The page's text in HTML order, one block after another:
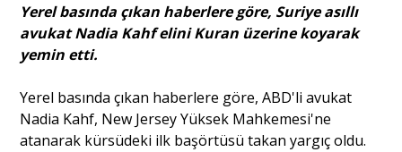
Yazı Dizisi
Yazarlar
Yerel basında çıkan haberlere göre, Suriye asıllı
avukat Nadia Kahf elini Kuran üzerine koyarak
yemin etti.
Yerel basında çıkan haberlere göre, ABD'li avukat
Nadia Kahf, New Jersey Yüksek Mahkemesi'ne
atanarak kürsüdeki ilk başörtüsü takan yargıç oldu.